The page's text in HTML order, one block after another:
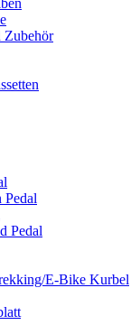
Zubehör
Pedal
Pedal
E-Bike Kurbel